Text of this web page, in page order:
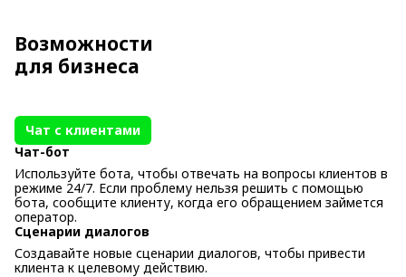
Возможности
для бизнеса
Чат с клиентами
Чат-бот
Используйте бота, чтобы отвечать на вопросы клиентов в
режиме 24/7. Если проблему нельзя решить с помощью
бота, сообщите клиенту, когда его обращением займется
оператор.
Сценарии диалогов
Создавайте новые сценарии диалогов, чтобы привести
клиента к целевому действию.